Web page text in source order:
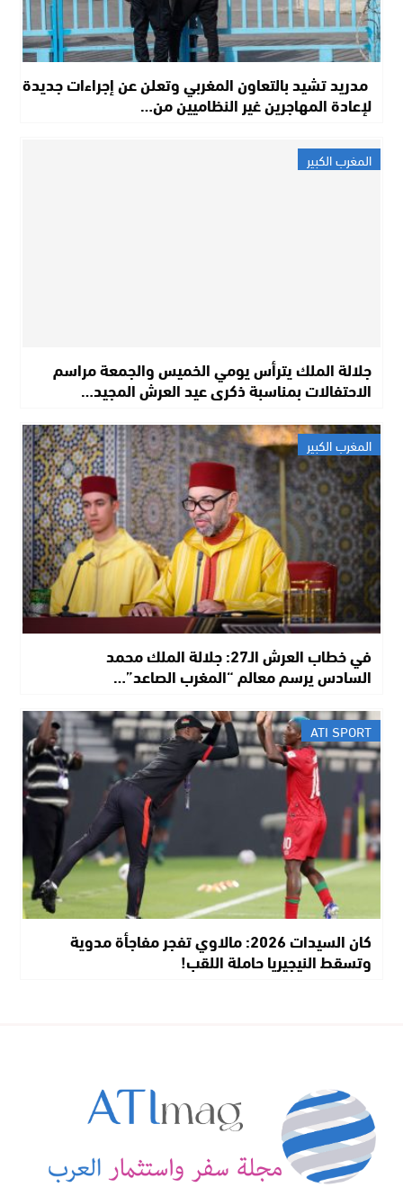
مدريد تشيد بالتعاون المغربي وتعلن عن إجراءات جديدة
لإعادة المهاجرين غير النظاميين من…
المغرب الكبير
جلالة الملك يترأس يومي الخميس والجمعة مراسم
الاحتفالات بمناسبة ذكرى عيد العرش المجيد…
المغرب الكبير
في خطاب العرش الـ27: جلالة الملك محمد
السادس يرسم معالم “المغرب الصاعد”…
ATI SPORT
كان السيدات 2026: مالاوي تفجر مفاجأة مدوية
وتسقط النيجيريا حاملة اللقب!